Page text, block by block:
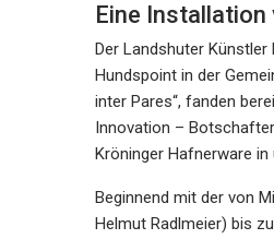
Eine Installation
Der Landshuter Künstler
Hundspoint in der
inter Pares“, fanden
Innovation –
Kröninger Hafnerware
Beginnend mit der von
Helmut Radlmeier) bis